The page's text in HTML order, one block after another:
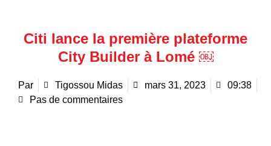
Citi lance la première plateforme
City Builder à Lomé ￼
Par Tigossou Midas mars 31, 2023
09:38
Pas de commentaires